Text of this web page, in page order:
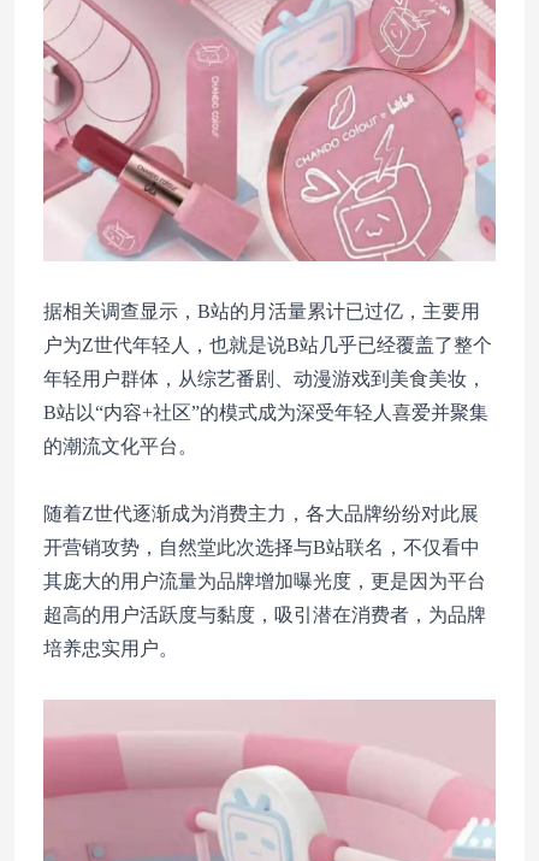
据相关调查显示，B站的月活量累计已过亿，主要用
户为Z世代年轻人，也就是说B站几乎已经覆盖了整个
年轻用户群体，从综艺番剧、动漫游戏到美食美妆，
B站以“内容+社区”的模式成为深受年轻人喜爱并聚集
的潮流文化平台。
随着Z世代逐渐成为消费主力，各大品牌纷纷对此展
开营销攻势，自然堂此次选择与B站联名，不仅看中
其庞大的用户流量为品牌增加曝光度，更是因为平台
超高的用户活跃度与黏度，吸引潜在消费者，为品牌
培养忠实用户。